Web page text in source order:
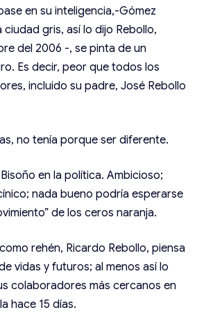
en su inteligencia,-Gómez
ciudad gris, así lo dijo Rebollo,
del 2006 -, se pinta de un
Es decir, peor que todos los
incluido su padre, José Rebollo
no tenía porque ser diferente.
en la política. Ambicioso;
nada bueno podría esperarse
de los ceros naranja.
rehén, Ricardo Rebollo, piensa
vidas y futuros; al menos así lo
colaboradores más cercanos en
hace 15 días.